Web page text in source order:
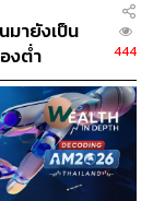
มายังเป็น
งต่ำ
444